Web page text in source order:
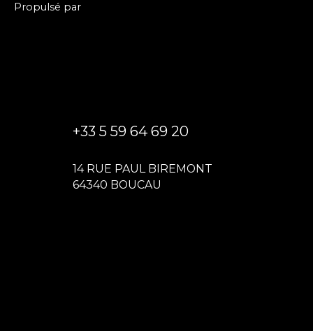
Propulsé par
+33 5 59 64 69 20
14 RUE PAUL BIREMONT
64340 BOUCAU